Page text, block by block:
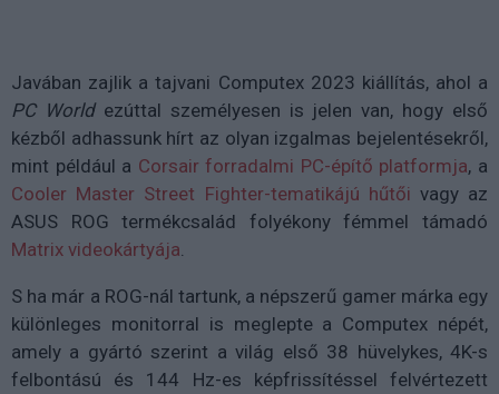
Javában zajlik a tajvani Computex 2023 kiállítás, ahol a
PC Worldezúttal személyesen is jelen van, hogy első
kézből adhassunk hírt az olyan izgalmas bejelentésekről,
mint például a Corsair forradalmi PC-építő platformja, a
Cooler Master Street Fighter-tematikájú hűtői vagy az
ASUS ROG termékcsalád folyékony fémmel támadó
Matrix videokártyája
S ha már a ROG-nál tartunk, a népszerű gamer márka egy
különleges monitorral is meglepte a Computex népét,
amely a gyártó szerint a világ első 38 hüvelykes, 4K-s
felbontású és 144 Hz-es képfrissítéssel felvértezett